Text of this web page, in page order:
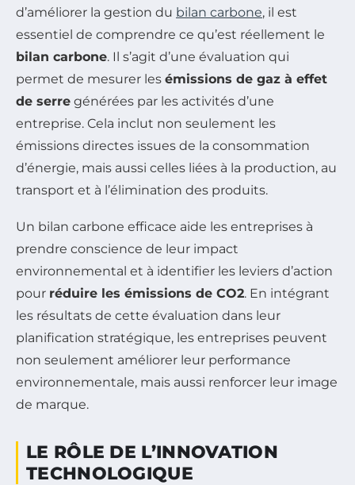
d’améliorer la gestion du bilan carbone, il est
essentiel de comprendre ce qu’est réellement le
bilan carbone. Il s’agit d’une évaluation qui
permet de mesurer les émissions de gaz à effet
de serre générées par les activités d’une
entreprise. Cela inclut non seulement les
émissions directes issues de la consommation
d’énergie, mais aussi celles liées à la production, au
transport et à l’élimination des produits.
Un bilan carbone efficace aide les entreprises à
prendre conscience de leur impact
environnemental et à identifier les leviers d’action
pour réduire les émissions de CO2. En intégrant
les résultats de cette évaluation dans leur
planification stratégique, les entreprises peuvent
non seulement améliorer leur performance
environnementale, mais aussi renforcer leur image
de marque.
LE RÔLE DE L’INNOVATION
TECHNOLOGIQUE